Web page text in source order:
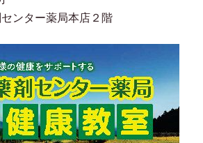
ンター薬局本店２階